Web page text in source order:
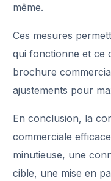
même.
Ces mesures
qui fonctionne et ce
brochure
ajustements pour
En conclusion, la
commerciale
minutieuse, une
cible, une mise en